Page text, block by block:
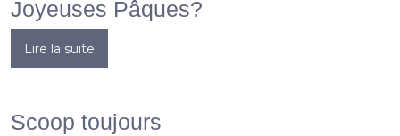
Joyeuses Pâques?
Lire la suite
Scoop toujours